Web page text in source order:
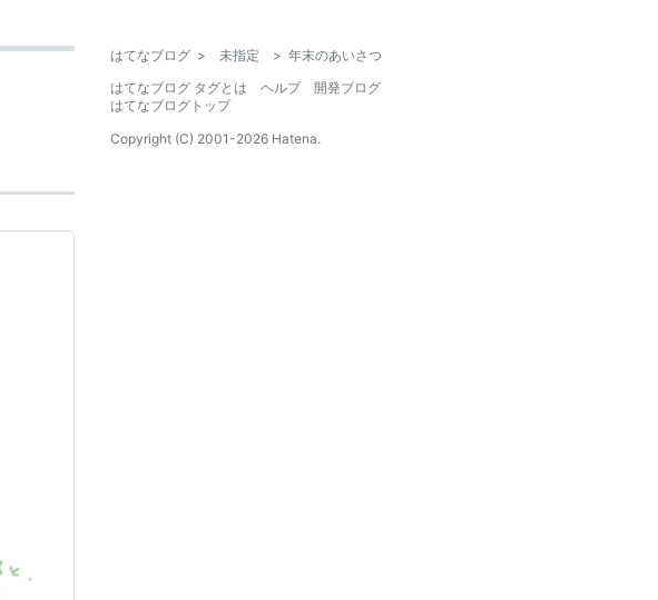
はてなブログ > 未指定 > 年末のあいさつ
はてなブログ タグとは
ヘルプ
開発ブログ
はてなブログトップ
Copyright (C) 2001-2026 Hatena.